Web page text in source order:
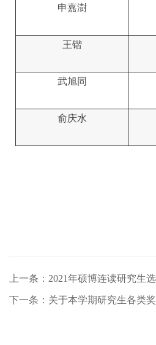
申嘉澍
王锴
武旭同
俞庆水
上一条：2021年硕博连读研究生
下一条：关于本学期研究生各类